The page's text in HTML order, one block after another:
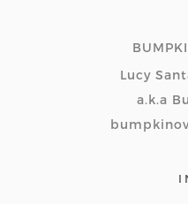
Lucy
a.k.a